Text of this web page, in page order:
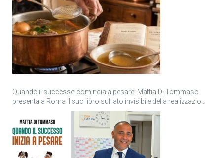
Quando il successo comincia a pesare: Mattia Di Tommaso
presenta a Roma il suo libro sul lato invisibile della realizzazione